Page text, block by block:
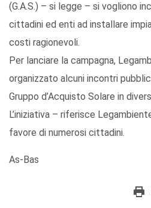
(G.A.S.) – si legge – si vogliono
cittadini ed enti ad installare
costi ragionevoli.
Per lanciare la campagna,
organizzato alcuni incontri
Gruppo d’Acquisto Solare in
L’iniziativa – riferisce
favore di numerosi cittadini.
As-Bas